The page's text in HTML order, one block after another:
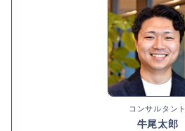
コンサルタント
牛尾太郎